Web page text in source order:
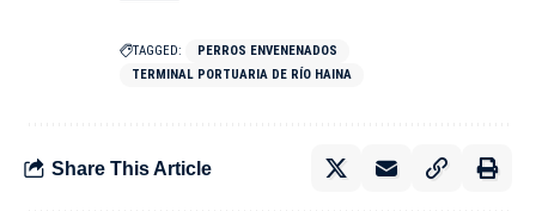
TAGGED:
PERROS ENVENENADOS
TERMINAL PORTUARIA DE RÍO HAINA
Share This Article